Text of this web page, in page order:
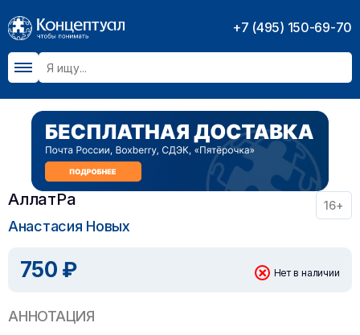
+7 (495) 150-69-70
АллатРа 16+
Анастасия Новых
750 ₽ Нет в наличии
АННОТАЦИЯ